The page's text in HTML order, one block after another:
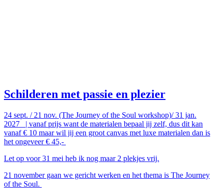
Schilderen met passie en plezier
24 sept. / 21 nov. (The Journey of the Soul workshop)/ 31 jan.
2027 | vanaf prijs want de materialen bepaal jij zelf, dus dit kan
vanaf € 10 maar wil jij een groot canvas met luxe materialen dan is
het ongeveer € 45,-
Let op voor 31 mei heb ik nog maar 2 plekjes vrij.
21 november gaan we gericht werken en het thema is The Journey
of the Soul.